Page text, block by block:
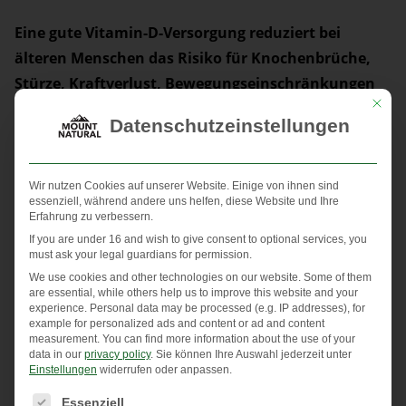
Eine gute Vitamin-D-Versorgung reduziert bei
älteren Menschen das Risiko für Knochenbrüche,
Stürze, Kraftverlust, Bewegungseinschränkungen
Vitamin D das Risiko eines vorzeitigen Todes senken.
Ob das Vitamin auch die Risiken für Herz-Kreislauf-
Erkrankungen, Diabetes mellitus Typ 2 und
Krebserkrankungen senken kann, wird seit Langem
kontrovers diskutiert, sodass weitere Studien folgen
müssen.
Da mit zunehmendem Alter die Nährstoffaufnahme im
Körper nachlässt, sind Unterversorgungen und
Mangelzustände nicht unwahrscheinlich. Aufgrund der
vielfältigen Beschwerden können Vitamin-D-Mangel-
Mit
Datenschutzeinstellungen
Wir nutzen Cookies auf unserer Website. Einige von ihnen sind
essenziell, während andere uns helfen, diese Website und Ihre
Erfahrung zu verbessern.
If you are under 16 and wish to give consent to optional services, you
must ask your legal guardians for permission.
We use cookies and other technologies on our website. Some of them
are essential, while others help us to improve this website and your
experience. Personal data may be processed (e.g. IP addresses), for
example for personalized ads and content or ad and content
measurement. You can find more information about the use of your
data in our privacy policy. Sie können Ihre Auswahl jederzeit unter
Einstellungen widerrufen oder anpassen.
Es folgt eine Liste der Service-Gruppen, für die eine
Essenziell